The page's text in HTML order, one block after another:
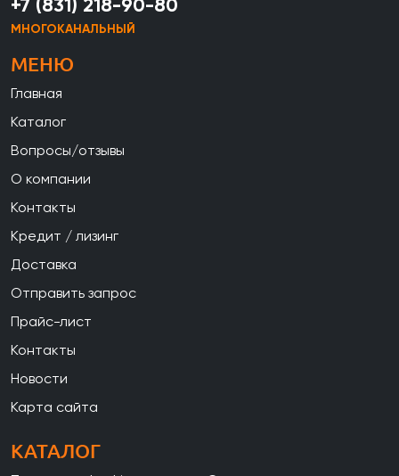
+7 (831) 218-90-80
МНОГОКАНАЛЬНЫЙ
МЕНЮ
Главная
Каталог
Вопросы/отзывы
О компании
Контакты
Кредит / лизинг
Доставка
Отправить запрос
Прайс-лист
Контакты
Новости
Карта сайта
КАТАЛОГ